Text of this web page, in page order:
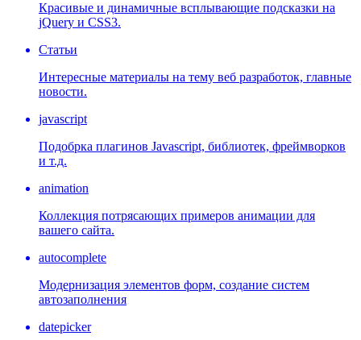
Красивые и динамичные всплывающие подсказки на
jQuery и CSS3.
Статьи
Интересные материалы на тему веб разработок, главные
новости.
javascript
Подобрка плагинов Javascript, библиотек, фреймворков
и т.д.
animation
Коллекция потрясающих примеров анимации для
вашего сайта.
autocomplete
Модернизация элементов форм, создание систем
автозаполнения
datepicker